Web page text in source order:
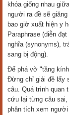
khóa giống nhau
người ra đề sẽ
bao giờ xuất hiện y
Paraphrase (diễn
nghĩa (synonyms),
sang bị động).
Để phá vỡ "tầng
Đừng chỉ giải đề lấy
câu. Quá trình quan
cứu lại từng câu sai,
phân tích xem người